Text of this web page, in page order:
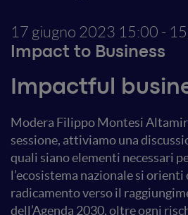
17 giugno 2023 15:00 -
Impact to Business
Impactful
Modera Filippo Montesi
sessione, attiviamo una
quali siano elementi necessari
l’ecosistema nazionale si
radicamento verso il
dell’Agenda 2030, oltre ogni